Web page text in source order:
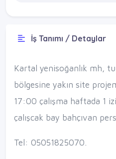
İş Tanımı / Detaylar
Kartal yenisoğanlık mh,
bölgesine yakın site
17:00 çalışma haftada 1
çalışcak bay bahçıvan
Tel: 05051825070.